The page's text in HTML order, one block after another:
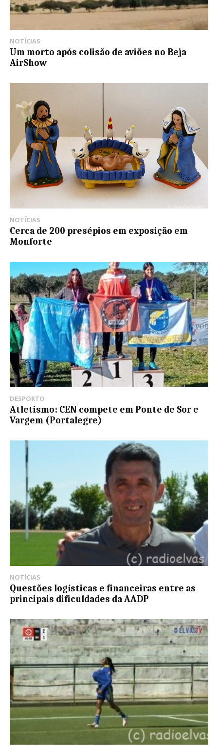
NOTÍCIAS
Um morto após colisão de aviões no Beja
AirShow
NOTÍCIAS
Cerca de 200 presépios em exposição em
Monforte
DESPORTO
Atletismo: CEN compete em Ponte de Sor e
Vargem (Portalegre)
NOTÍCIAS
Questões logísticas e financeiras entre as
principais dificuldades da AADP